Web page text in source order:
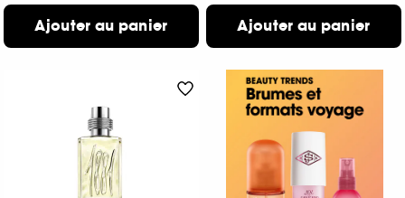
Ajouter au panier Ajouter au panier